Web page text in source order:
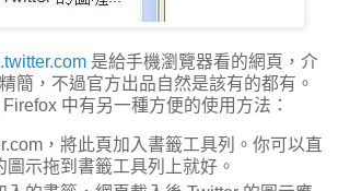
是給手機瀏覽器看的網頁，介
簡，不過官方出品自然是該有的都有。
中有另一種方便的使用方法：
，將此頁加入書籤工具列。你可以直
圖示拖到書籤工具列上就好。